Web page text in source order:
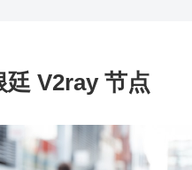
廷 V2ray 节点